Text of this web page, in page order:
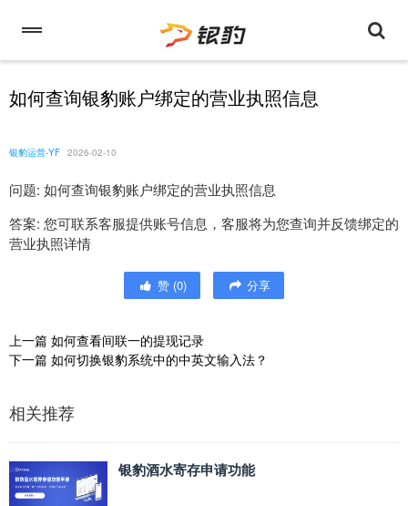
如何查询银豹账户绑定的营业执照信息
银豹运营-YF 2026-02-10
问题: 如何查询银豹账户绑定的营业执照信息
答案: 您可联系客服提供账号信息，客服将为您查询并反馈绑定的
营业执照详情
赞 (0) 分享
上一篇 如何查看间联一的提现记录
下一篇 如何切换银豹系统中的中英文输入法？
相关推荐
银豹酒水寄存申请功能